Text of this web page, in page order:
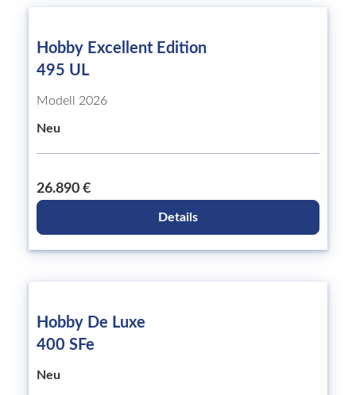
Hobby Excellent Edition
495 UL
Modell 2026
Neu
26.890 €
Details
Hobby De Luxe
400 SFe
Neu